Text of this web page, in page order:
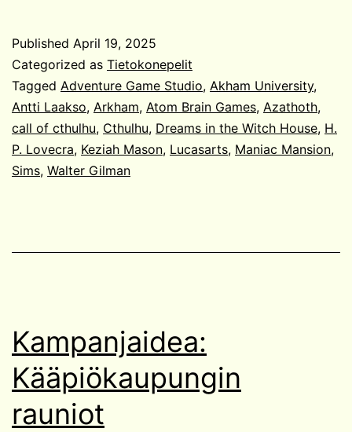
Published April 19, 2025
Categorized as Tietokonepelit
Tagged Adventure Game Studio, Akham University,
Antti Laakso, Arkham, Atom Brain Games, Azathoth,
call of cthulhu, Cthulhu, Dreams in the Witch House, H.
P. Lovecra, Keziah Mason, Lucasarts, Maniac Mansion,
Sims, Walter Gilman
Kampanjaidea:
Kääpiökaupungin
rauniot